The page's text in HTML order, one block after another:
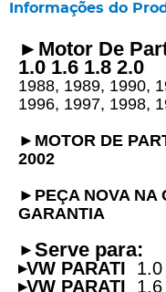
Informações do
► Motor De
1.0 1.6 1.8 2.0
1988, 1989, 1990,
1996, 1997, 1998,
► MOTOR DE
2002
► PEÇA NOVA NA
GARANTIA
► Serve para:
▸VW PARATI 1.0
▸VW PARATI 1.6